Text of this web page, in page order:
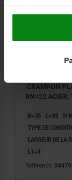
CRAMPON
BN=22 ACIER,
B=35 L=89 H
TYPE DE
LARGEUR DE LA
L1=3
Référence: